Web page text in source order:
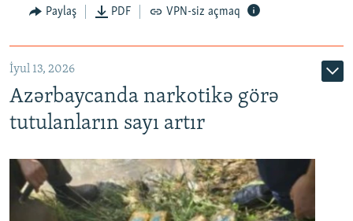
Paylaş PDF VPN-siz açmaq
İyul 13, 2026
Azərbaycanda narkotikə görə
tutulanların sayı artır